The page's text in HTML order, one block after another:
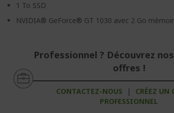
1 To SSD
NVIDIA® GeForce® GT 1030 avec 2 Go
Professionnel ? Découvrez
offres !
CONTACTEZ-NOUS |
CRÉEZ UN
PROFESSIONNEL